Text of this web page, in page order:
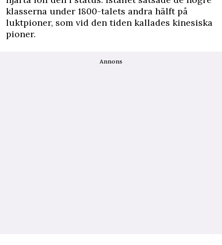
klasserna under 1800-talets andra hälft på
luktpioner, som vid den tiden kallades kinesiska
pioner.
Annons